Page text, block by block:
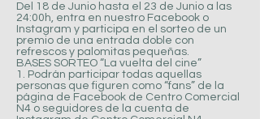
Del 18 de Junio hasta el 23 de Junio a las
24:00h, entra en nuestro Facebook o
Instagram y participa en el sorteo de un
premio de una entrada doble con
refrescos y palomitas pequeñas.
BASES SORTEO “La vuelta del cine”
1. Podrán participar todas aquellas
personas que figuren como “fans” de la
página de Facebook de Centro Comercial
N4 o seguidores de la cuenta de